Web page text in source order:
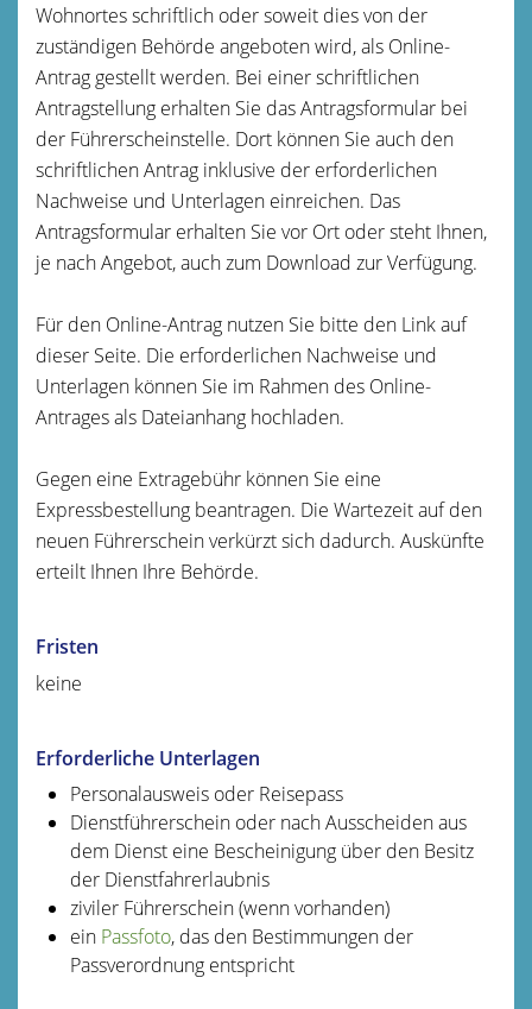
Wohnortes schriftlich oder soweit dies von der
zuständigen Behörde angeboten wird, als Online-
Antrag gestellt werden. Bei einer schriftlichen
Antragstellung erhalten Sie das Antragsformular bei
der Führerscheinstelle. Dort können Sie auch den
schriftlichen Antrag inklusive der erforderlichen
Nachweise und Unterlagen einreichen. Das
Antragsformular erhalten Sie vor Ort oder steht Ihnen,
je nach Angebot, auch zum Download zur Verfügung.
Für den Online-Antrag nutzen Sie bitte den Link auf
dieser Seite. Die erforderlichen Nachweise und
Unterlagen können Sie im Rahmen des Online-
Antrages als Dateianhang hochladen.
Gegen eine Extragebühr können Sie eine
Expressbestellung beantragen. Die Wartezeit auf den
neuen Führerschein verkürzt sich dadurch. Auskünfte
erteilt Ihnen Ihre Behörde.
Fristen
keine
Erforderliche Unterlagen
Personalausweis oder Reisepass
Dienstführerschein oder nach Ausscheiden aus
dem Dienst eine Bescheinigung über den Besitz
der Dienstfahrerlaubnis
ziviler Führerschein (wenn vorhanden)
ein Passfoto, das den Bestimmungen der
Passverordnung entspricht